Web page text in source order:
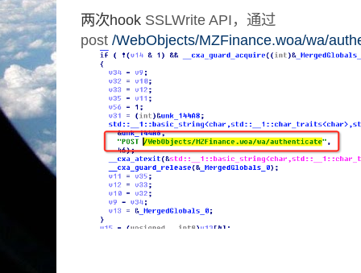
两次hook SSLWrite API，通过
post /WebObjects/MZFinance.woa/wa/